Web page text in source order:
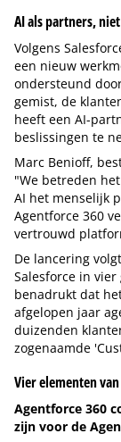
AI als partners,
Volgens
een nieuw
ondersteund
gemist, de
heeft een AI-
beslissingen te
Marc Benioff,
"We betreden
AI het menselijk
Agentforce 360
vertrouwd
De lancering
Salesforce in
benadrukt dat
afgelopen jaar
duizenden
zogenaamde
Vier elementen
Agentforce 360
zijn voor de